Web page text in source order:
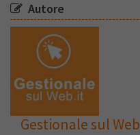
Autore
Gestionale sul Web